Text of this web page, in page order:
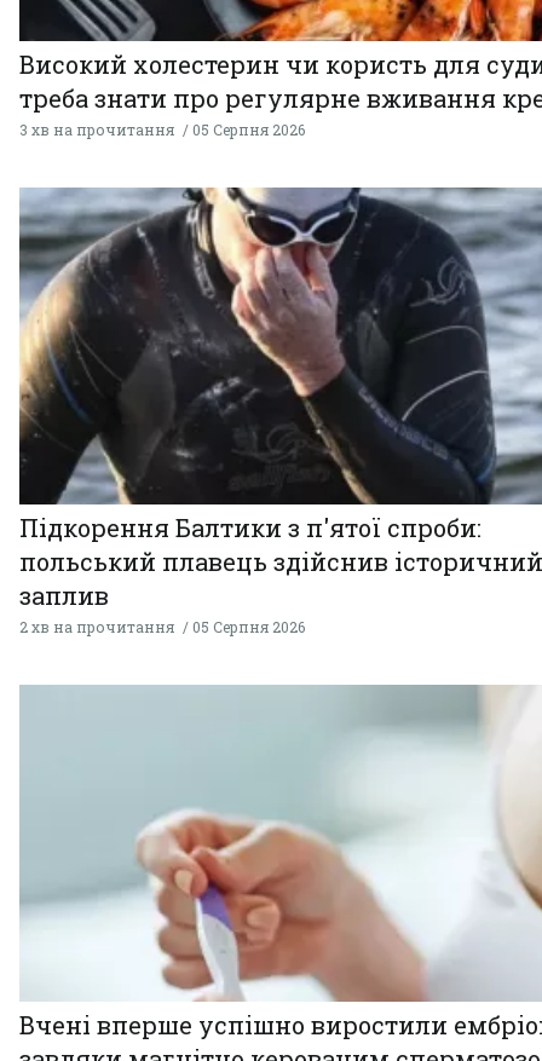
Високий холестерин чи користь для
треба знати про регулярне вживання
3 хв на прочитання 05 Серпня 2026
Підкорення Балтики з п'ятої спроби:
польський плавець здійснив історичний
заплив
2 хв на прочитання 05 Серпня 2026
Вчені вперше успішно виростили